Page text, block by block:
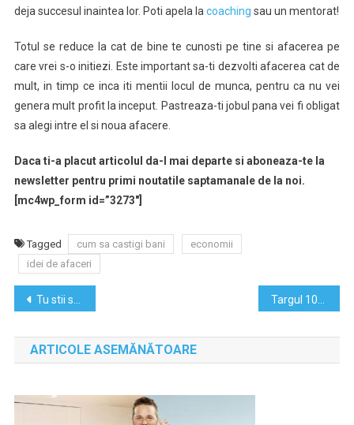
deja succesul inaintea lor. Poti apela la coaching sau un mentorat!
Totul se reduce la cat de bine te cunosti pe tine si afacerea pe
care vrei s-o initiezi. Este important sa-ti dezvolti afacerea cat de
mult, in timp ce inca iti mentii locul de munca, pentru ca nu vei
genera mult profit la inceput. Pastreaza-ti jobul pana vei fi obligat
sa alegi intre el si noua afacere.
Daca ti-a placut articolul da-l mai departe si aboneaza-te la
newsletter pentru primi noutatile saptamanale de la noi.
[mc4wp_form id=”3273″]
Tagged cum sa castigi bani
economii
idei de afaceri
Navigare
în
articole
Tu stii sa faci un compliment?
ARTICOLE ASEMĂNĂTOARE